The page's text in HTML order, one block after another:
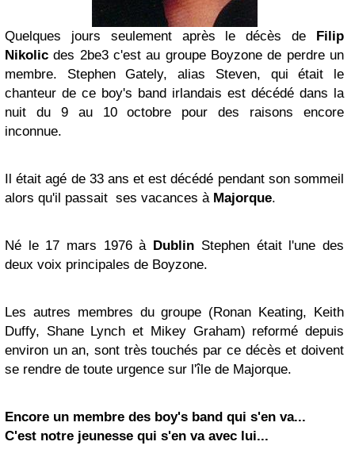
Quelques jours seulement après le décès de Filip
Nikolic des 2be3 c'est au groupe Boyzone de perdre un
membre. Stephen Gately, alias Steven, qui était le
chanteur de ce boy's band irlandais est décédé dans la
nuit du 9 au 10 octobre pour des raisons encore
inconnue.
Il était agé de 33 ans et est décédé pendant son sommeil
alors qu'il passait ses vacances à Majorque.
Né le 17 mars 1976 à Dublin Stephen était l'une des
deux voix principales de Boyzone.
Les autres membres du groupe (Ronan Keating, Keith
Duffy, Shane Lynch et Mikey Graham) reformé depuis
environ un an, sont très touchés par ce décès et doivent
se rendre de toute urgence sur l'île de Majorque.
Encore un membre des boy's band qui s'en va...
C'est notre jeunesse qui s'en va avec lui...